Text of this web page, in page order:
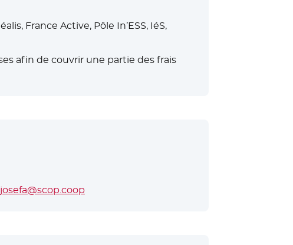
France Active, Pôle In’ESS, IéS,
afin de couvrir une partie des frais